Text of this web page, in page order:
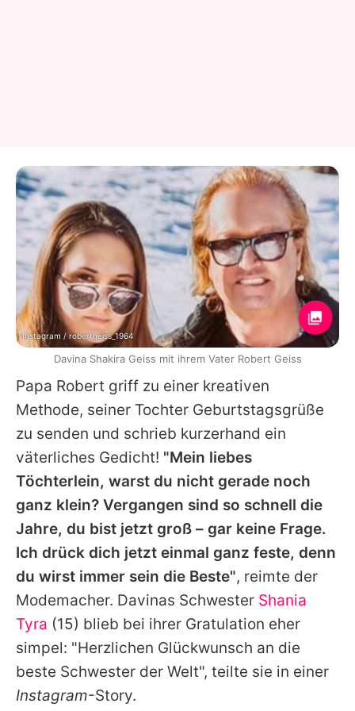
Papa Robert griff zu einer kreativen
Methode, seiner Tochter Geburtstagsgrüße
zu senden und schrieb kurzerhand ein
väterliches Gedicht! "Mein liebes
Töchterlein, warst du nicht gerade noch
ganz klein? Vergangen sind so schnell die
Jahre, du bist jetzt groß – gar keine Frage.
Ich drück dich jetzt einmal ganz feste, denn
du wirst immer sein die Beste", reimte der
Modemacher. Davinas Schwester Shania
Tyra (15) blieb bei ihrer Gratulation eher
simpel: "Herzlichen Glückwunsch an die
beste Schwester der Welt", teilte sie in einer
Instagram-Story.
Instagram / robertgeiss_1964
Davina Shakira Geiss mit ihrem Vater Robert Geiss